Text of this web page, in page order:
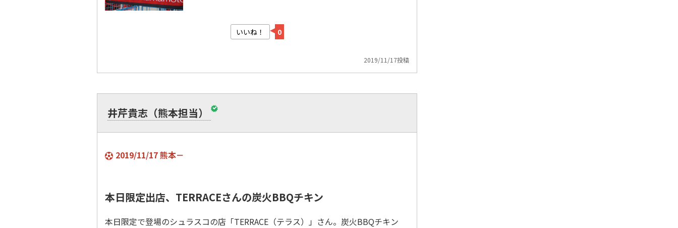
いいね！ 0
2019/11/17投稿
井芹貴志（熊本担当）
2019/11/17 熊本－
本日限定出店、TERRACEさんの炭火BBQチキン
本日限定で登場のシュラスコの店「TERRACE（テラス）」さん。炭火BBQチキン